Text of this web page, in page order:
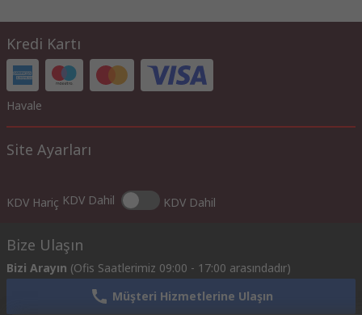
Kredi Kartı
Havale
Site Ayarları
KDV Hariç KDV Dahil KDV Dahil
Bize Ulaşın
Bizi Arayın (Ofis Saatlerimiz 09:00 - 17:00 arasındadır)
Müşteri Hizmetlerine Ulaşın